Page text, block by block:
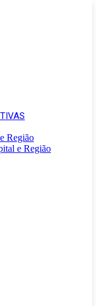
Região
e Região